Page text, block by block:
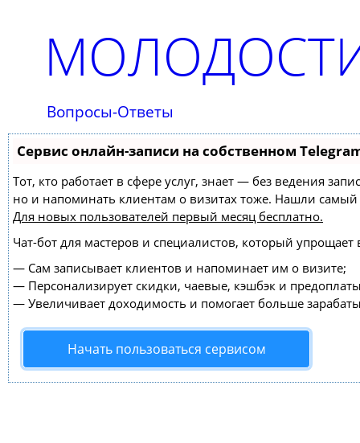
Вопросы-Ответы
Сервис онлайн-записи на собственном
Тот, кто работает в сфере услуг, знает — без ведения
но и напоминать клиентам о визитах тоже. Нашли
Для новых пользователей первый месяц бесплатно.
Чат-бот для мастеров и специалистов, который упрощает
— Сам записывает клиентов и напоминает им о визите;
— Персонализирует скидки, чаевые, кэшбэк и
— Увеличивает доходимость и помогает больше
Начать пользоваться сервисом